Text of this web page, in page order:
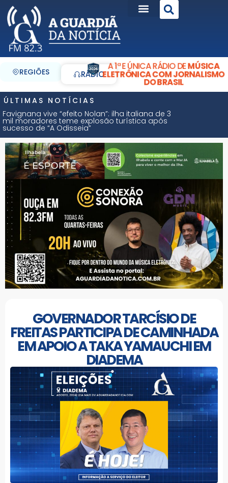
REGIÕES RÁDIO
A 1ª E ÚNICA RÁDIO DEMÚSICA
ELETRÔNICA COM JORNALISMO
DO BRASIL
ÚLTIMAS NOTÍCIAS
Favignana vive “efeito Nolan”: ilha italiana de 3
mil moradores teme explosão turística após
sucesso de “A Odisseia”
GOVERNADOR TARCÍSIO DE
FREITAS PARTICIPA DE CAMINHADA
EM APOIO A TAKA YAMAUCHI EM
DIADEMA